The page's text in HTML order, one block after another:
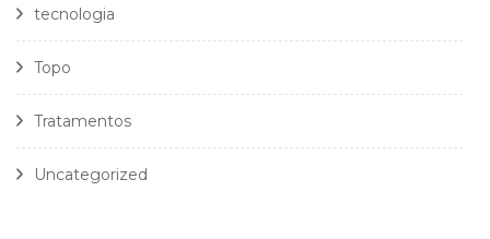
tecnologia
Topo
Tratamentos
Uncategorized